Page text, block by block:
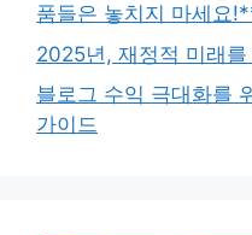
품들은 놓치지 마세요
2025년, 재정적 미래
블로그 수익 극대화를
가이드